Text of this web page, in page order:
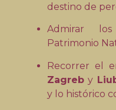
destino de
Admirar
Patrimonio
Recorrer el
Zagreb y
y lo histórico